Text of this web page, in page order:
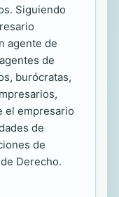
Siguiendo
agente de
de
burócratas,
el empresario
de
de
Derecho.